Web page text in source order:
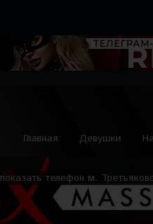
Главная
Девушки
показать телефон м.